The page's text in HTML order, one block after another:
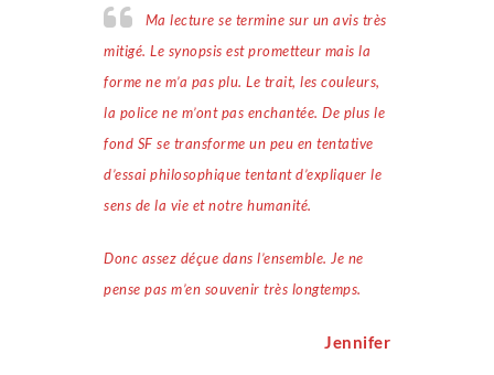
Ma lecture se termine sur un avis très
mitigé. Le synopsis est prometteur mais la
forme ne m’a pas plu. Le trait, les couleurs,
la police ne m’ont pas enchantée. De plus le
fond SF se transforme un peu en tentative
d’essai philosophique tentant d’expliquer le
sens de la vie et notre humanité.
Donc assez déçue dans l’ensemble. Je ne
pense pas m’en souvenir très longtemps.
Jennifer